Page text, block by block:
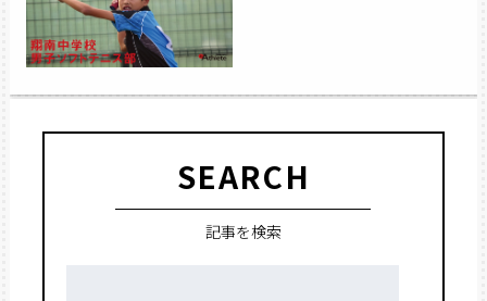
SEARCH
記事を検索